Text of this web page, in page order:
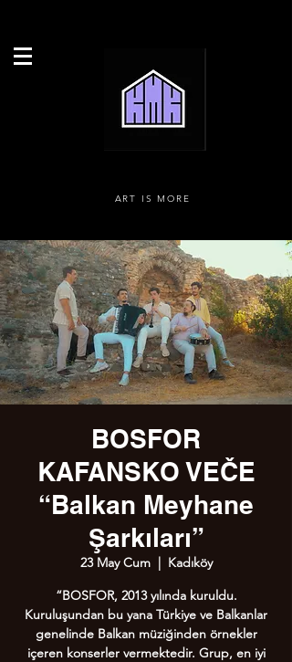
ART IS MORE
BOSFOR
KAFANSKO VEČE
“Balkan Meyhane
Şarkıları”
23 May Cum
  |
Kadıköy
“BOSFOR, 2013 yılında kuruldu.
Kuruluşundan bu yana Türkiye ve Balkanlar
genelinde Balkan müziğinden örnekler
içeren konserler vermektedir. Grup, en iyi